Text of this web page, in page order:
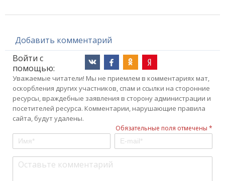
Добавить комментарий
Войти с
помощью:
Уважаемые читатели! Мы не приемлем в комментариях мат,
оскорбления других участников, спам и ссылки на сторонние
ресурсы, враждебные заявления в сторону администрации и
посетителей ресурса. Комментарии, нарушающие правила
сайта, будут удалены.
Обязательные поля отмечены *